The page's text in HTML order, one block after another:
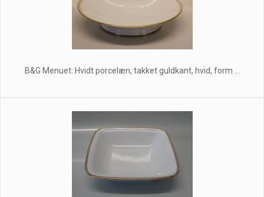
B&G Menuet: Hvidt porcelæn, takket guldkant, hvid, form ...